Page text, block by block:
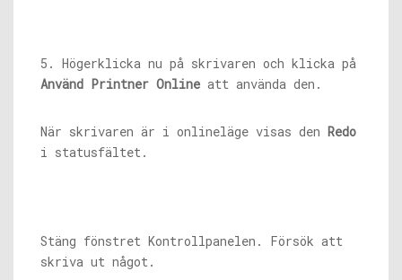
5. Högerklicka nu på skrivaren och klicka på
Använd Printner Online att använda den.
När skrivaren är i onlineläge visas den Redo
i statusfältet.
Stäng fönstret Kontrollpanelen. Försök att
skriva ut något.